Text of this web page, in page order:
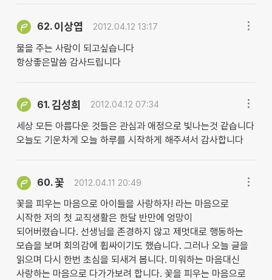
62. 이상엽 2012.04.12 13:17
물을 주는 사람이 되고싶습니다
항상좋은말씀 감사드립니다
61.김성희 2012.04.12 07:34
세상 모든 아름다운 것들은 관심과 애정으로 빛나는것 같습니다
오늘도 기운차게 오늘 하루를 시작하게 해주셔서 감사합니다
60.꽃 2012.04.11 20:49
꽃을 피우는 마음으로 아이들을 사랑하자! 라는 마음으로
시작한 저의 첫 교직생활은 한달 반만에 엉망이
되어버렸습니다. 선생님을 존경하지 않고 제멋대로 행동하는
모습을 보며 회의감에 휩싸이기도 했습니다. 그러나 오늘 글을
읽으며 다시 한번 초심을 되새겨 봅니다. 미워하는 마음대신
사랑하는 마음으로 다가가보려 합니다. 꽃을 피우는 마음으로